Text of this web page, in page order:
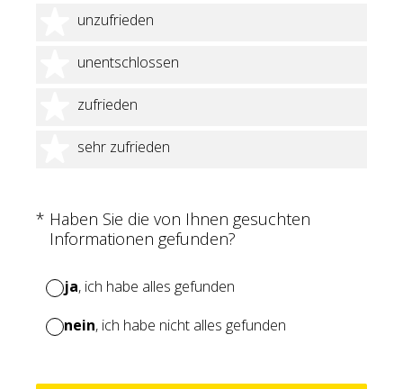
unzufrieden
2 Sterne
unentschlossen
3 Sterne
zufrieden
4 Sterne
sehr zufrieden
5 Sterne
* Haben Sie die von Ihnen gesuchten
Informationen gefunden?
(Erforderlich.)
ja, ich habe alles gefunden
nein, ich habe nicht alles gefunden